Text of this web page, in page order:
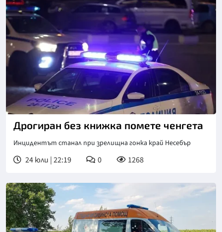
Дрогиран без книжка помете ченгета
Инцидентът станал при зрелищна гонка край Несебър
24 юли | 22:19 0 1268